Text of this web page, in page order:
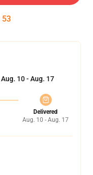
53
Aug. 10 - Aug. 17
Delivered
Aug. 10 - Aug. 17